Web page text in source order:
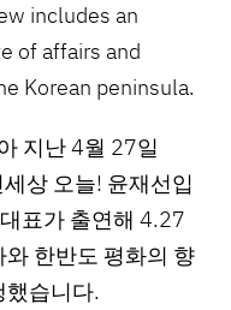
includes an
of affairs and
Korean peninsula.
지난 4월 27일
상 오늘! 윤재선입
표가 출연해 4.27
한반도 평화의 향
했습니다.